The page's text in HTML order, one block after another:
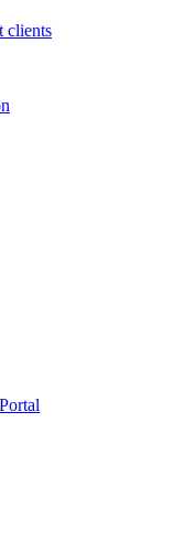
clients